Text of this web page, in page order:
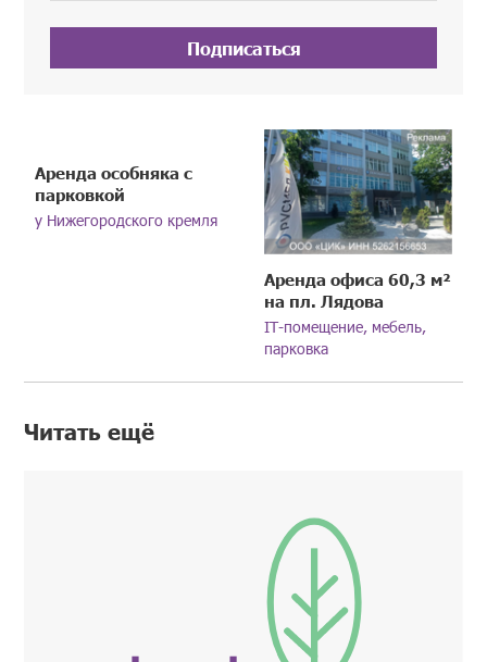
Подписаться
Аренда особняка с
парковкой
у Нижегородского кремля
Аренда офиса 60,3 м²
на пл. Лядова
IT-помещение, мебель,
парковка
Читать ещё